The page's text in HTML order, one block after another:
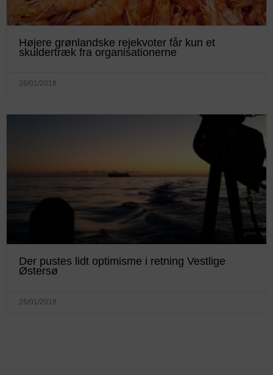
Højere grønlandske rejekvoter får kun et
skuldertræk fra organisationerne
26/01/2018
Der pustes lidt optimisme i retning Vestlige
Østersø
26/01/2018